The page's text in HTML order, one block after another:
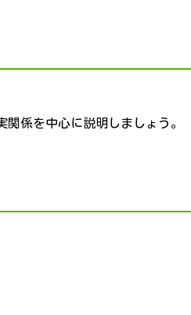
係を中心に説明しましょう。